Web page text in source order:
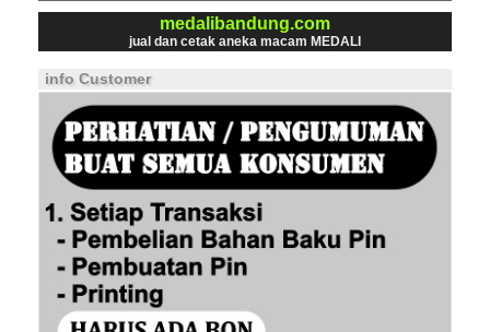
medalibandung.com
jual dan cetak aneka macam MEDALI
info Customer